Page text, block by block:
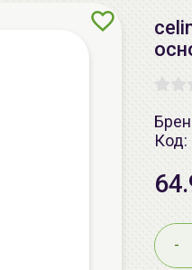
Код:
-